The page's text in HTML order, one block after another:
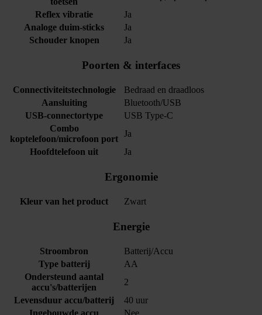
Reflex vibratie
Ja
Analoge duim-sticks
Ja
Schouder knopen
Ja
Poorten & interfaces
Connectiviteitstechnologie
Bedraad en draadloos
Aansluiting
Bluetooth/USB
USB-connectortype
USB Type-C
Combo
koptelefoon/microfoon port
Ja
Hoofdtelefoon uit
Ja
Ergonomie
Kleur van het product Zwart
Energie
Stroombron
Batterij/Accu
Type batterij
AA
Ondersteund aantal
accu's/batterijen
2
Levensduur accu/batterij
40 uur
Ingebouwde accu
Nee